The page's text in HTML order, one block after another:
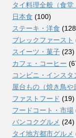
タイ料理全般（食堂
日本食 (100)
ステーキ・洋食
ブレックファースト
スイーツ・菓子 (23)
カフェ・コーヒー
コンビニ・インスタ
屋台もの（焼き鳥や
ファストフード (19)
フードコート・市場
バンコクグルメ (24)
タイ地方都市グルメ